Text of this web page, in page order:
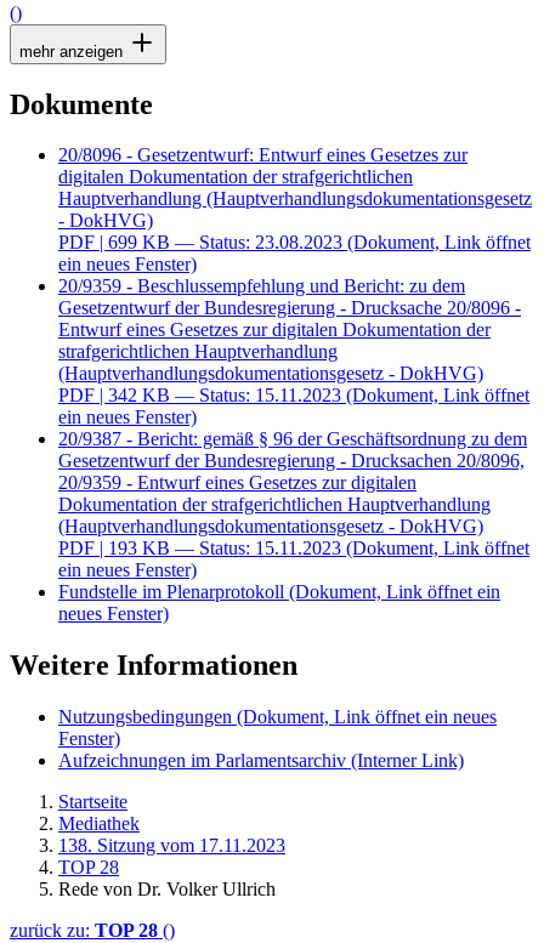
()
mehr anzeigen
Dokumente
20/8096 - Gesetzentwurf: Entwurf eines Gesetzes zur
digitalen Dokumentation der strafgerichtlichen
Hauptverhandlung (Hauptverhandlungsdokumentationsgesetz
- DokHVG)
PDF | 699 KB — Status: 23.08.2023 (Dokument, Link öffnet
ein neues Fenster)
20/9359 - Beschlussempfehlung und Bericht: zu dem
Gesetzentwurf der Bundesregierung - Drucksache 20/8096 -
Entwurf eines Gesetzes zur digitalen Dokumentation der
strafgerichtlichen Hauptverhandlung
(Hauptverhandlungsdokumentationsgesetz - DokHVG)
PDF | 342 KB — Status: 15.11.2023 (Dokument, Link öffnet
ein neues Fenster)
20/9387 - Bericht: gemäß § 96 der Geschäftsordnung zu dem
Gesetzentwurf der Bundesregierung - Drucksachen 20/8096,
20/9359 - Entwurf eines Gesetzes zur digitalen
Dokumentation der strafgerichtlichen Hauptverhandlung
(Hauptverhandlungsdokumentationsgesetz - DokHVG)
PDF | 193 KB — Status: 15.11.2023 (Dokument, Link öffnet
ein neues Fenster)
Fundstelle im Plenarprotokoll (Dokument, Link öffnet ein
neues Fenster)
Weitere Informationen
Nutzungsbedingungen (Dokument, Link öffnet ein neues
Fenster)
Aufzeichnungen im Parlamentsarchiv (Interner Link)
Startseite
Mediathek
138. Sitzung vom 17.11.2023
TOP 28
Rede von Dr. Volker Ullrich
zurück zu: TOP 28 ()